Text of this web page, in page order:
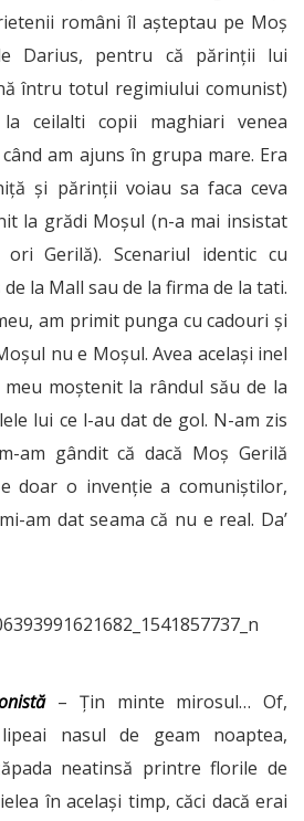
români îl așteptau pe Moș
Darius, pentru că părinții lui
întru totul regimiului comunist)
ceilalti copii maghiari venea
am ajuns în grupa mare. Era
și părinții voiau sa faca ceva
la grădi Moșul (n-a mai insistat
ori Gerilă).Scenariul identic cu
la Mall sau de la firma de la tati.
am primit punga cu cadouri și
nu e Moșul. Avea același inel
moștenit la rândul său de la
lui ce l-au dat de gol. N-am zis
am gândit că dacă Moș Gerilă
doar o invenție a comuniștilor,
am dat seama că nu e real. Da’
– Țin minte mirosul… Of,
nasul de geam noaptea,
neatinsă printre florile de
în același timp, căci dacă erai